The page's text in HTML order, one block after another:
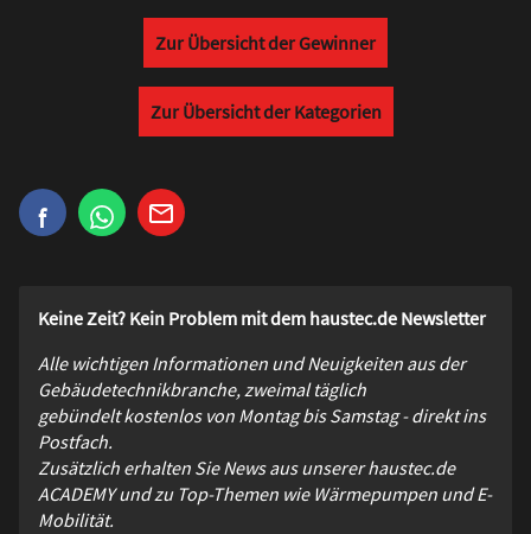
Zur Übersicht der Gewinner
Zur Übersicht der Kategorien
Keine Zeit? Kein Problem mit dem haustec.de Newsletter
Alle wichtigen Informationen und Neuigkeiten aus der
Gebäudetechnikbranche, zweimal täglich
gebündelt kostenlos von Montag bis Samstag - direkt ins
Postfach.
Zusätzlich erhalten Sie News aus unserer haustec.de
ACADEMY und zu Top-Themen wie Wärmepumpen und E-
Mobilität.